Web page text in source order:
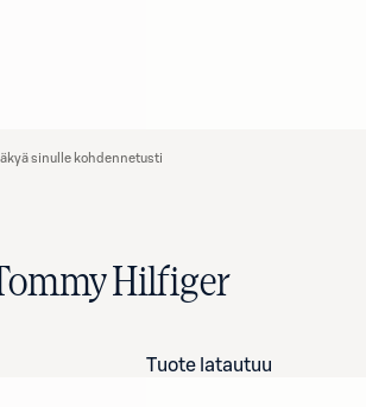
sinulle kohdennetusti
Hilfiger
Tuote latautuu